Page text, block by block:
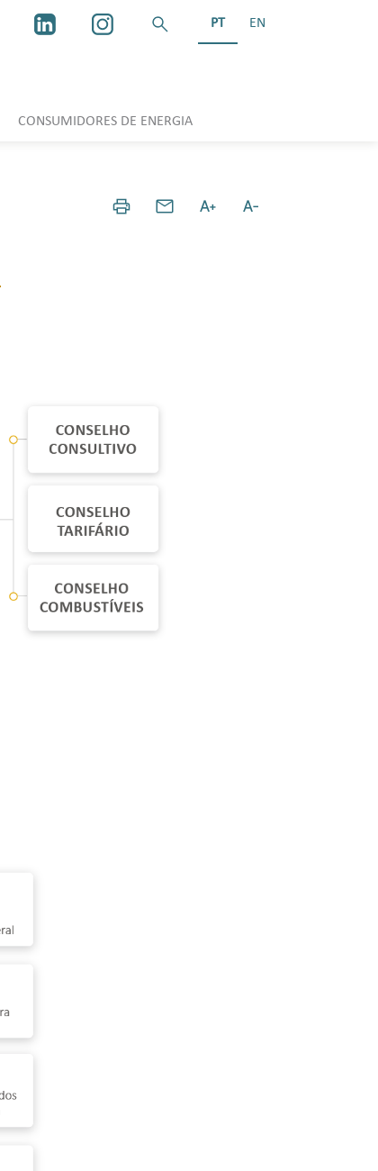
PT EN
CONSUMIDORES DE ENERGIA